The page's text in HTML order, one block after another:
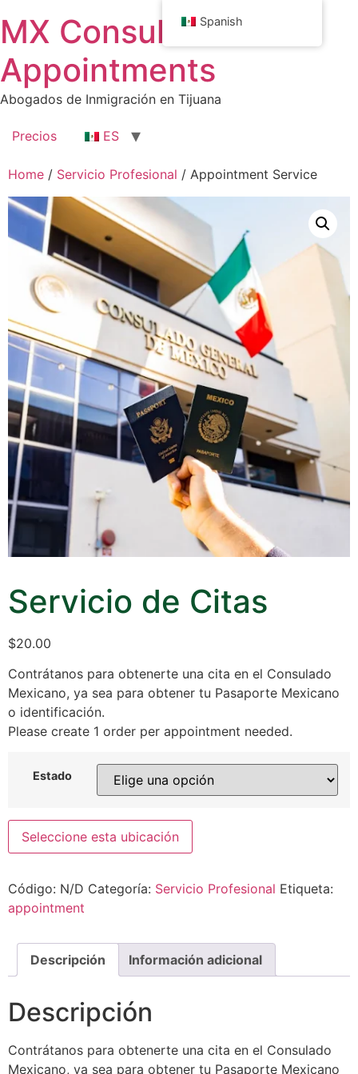
MX Consulate
Appointments
Abogados de Inmigración en Tijuana
Precios ES
Home / Servicio Profesional / Appointment Service
Servicio de Citas
$20.00
Contrátanos para obtenerte una cita en el Consulado
Mexicano, ya sea para obtener tu Pasaporte Mexicano
o identificación.
Please create 1 order per appointment needed.
Estado
Seleccione esta ubicación
Código: N/D Categoría: Servicio Profesional Etiqueta:
appointment
Descripción Información adicional
Descripción
Contrátanos para obtenerte una cita en el Consulado
Mexicano, ya sea para obtener tu Pasaporte Mexicano
Spanish